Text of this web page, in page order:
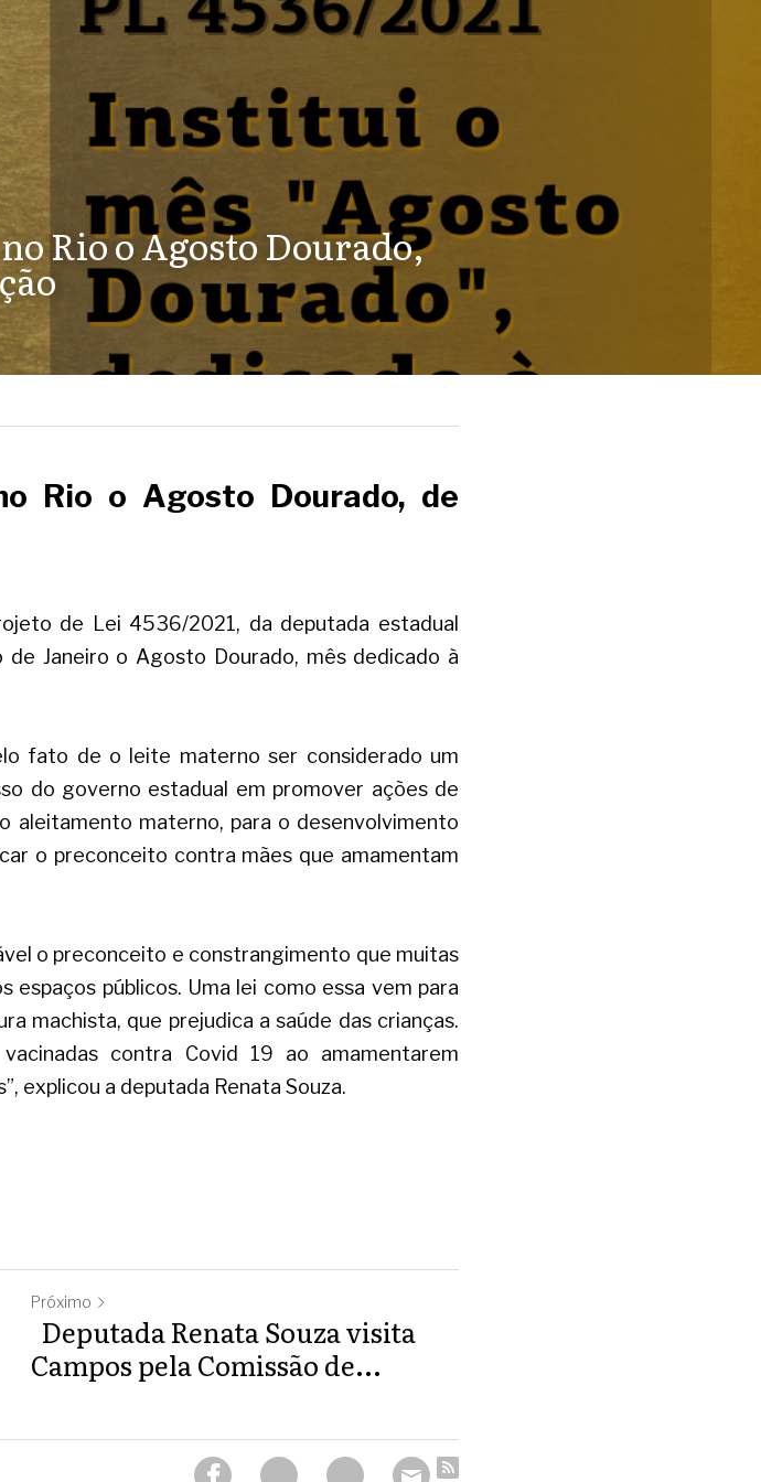
Rio o Agosto Dourado,
Rio o Agosto Dourado, de
de Lei 4536/2021, da deputada estadual
Janeiro o Agosto Dourado, mês dedicado à
fato de o leite materno ser considerado um
do governo estadual em promover ações de
aleitamento materno, para o desenvolvimento
o preconceito contra mães que amamentam
o preconceito e constrangimento que muitas
espaços públicos. Uma lei como essa vem para
machista, que prejudica a saúde das crianças.
contra Covid 19 ao amamentarem
explicou a deputada Renata Souza.
Próximo
Deputada Renata Souza visita
Campos pela Comissão de...